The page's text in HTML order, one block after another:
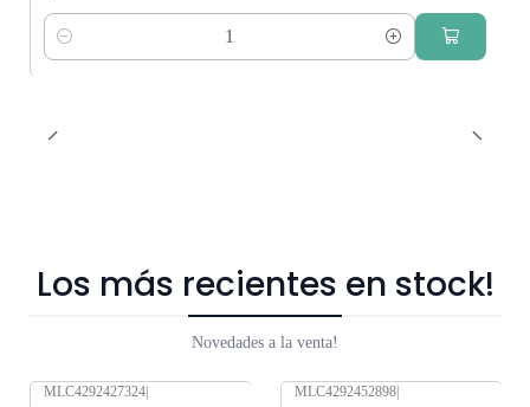
Cantidad
Los más recientes en stock!
Novedades a la venta!
MLC4292427324| MLC4292452898|